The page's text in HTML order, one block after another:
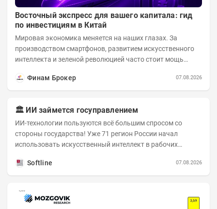
Восточный экспресс для вашего капитала: гид
по инвестициям в Китай
Мировая экономика меняется на наших глазах. За
производством смартфонов, развитием искусственного
интеллекта и зеленой революцией часто стоит мощь
Финам Брокер
07.08.2026
🏛️ ИИ займется госуправлением
ИИ-технологии пользуются всё большим спросом со
стороны государства! Уже 71 регион России начал
использовать искусственный интеллект в рабочих
Softline
07.08.2026